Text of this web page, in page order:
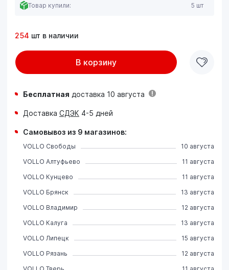
Товар купили: 5 шт
254 шт в наличии
В корзину
Бесплатная доставка 10 августа
Доставка СДЭК 4-5 дней
Самовывоз из 9 магазинов:
VOLLO Свободы
10 августа
VOLLO Алтуфьево
11 августа
VOLLO Кунцево
11 августа
VOLLO Брянск
13 августа
VOLLO Владимир
12 августа
VOLLO Калуга
13 августа
VOLLO Липецк
15 августа
VOLLO Рязань
12 августа